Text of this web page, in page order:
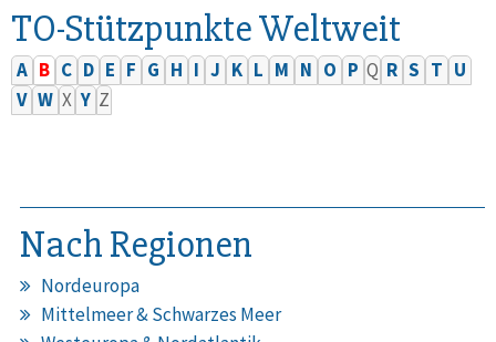
TO-Stützpunkte Weltweit
A B C D E F G H I J K L M N O P Q R S T U
V W X Y Z
Nach Regionen
Nordeuropa
Mittelmeer & Schwarzes Meer